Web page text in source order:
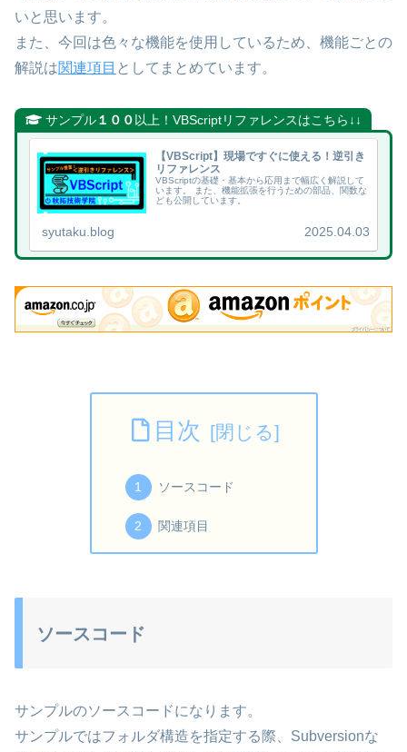
いと思います。
また、今回は色々な機能を使用しているため、機能ごとの
解説は関連項目 としてまとめています。
サンプル１００以上！VBScriptリファレンスはこちら↓↓
【VBScript】現場ですぐに使える！逆引き
リファレンス
VBScriptの基礎・基本から応用まで幅広く解説して
います。 また、機能拡張を行うための部品、関数な
ども公開しています。
syutaku.blog 2025.04.03
目次
ソースコード
関連項目
ソースコード
サンプルのソースコードになります。
サンプルではフォルダ構造を指定する際、Subversionな